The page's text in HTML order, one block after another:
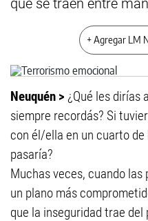
que se traen entre
+ Agregar LM
Neuquén > ¿Qué les dirías
siempre recordás? Si
con él/ella en un cuarto
pasaría?
Muchas veces, cuando
un plano más
que la inseguridad trae del